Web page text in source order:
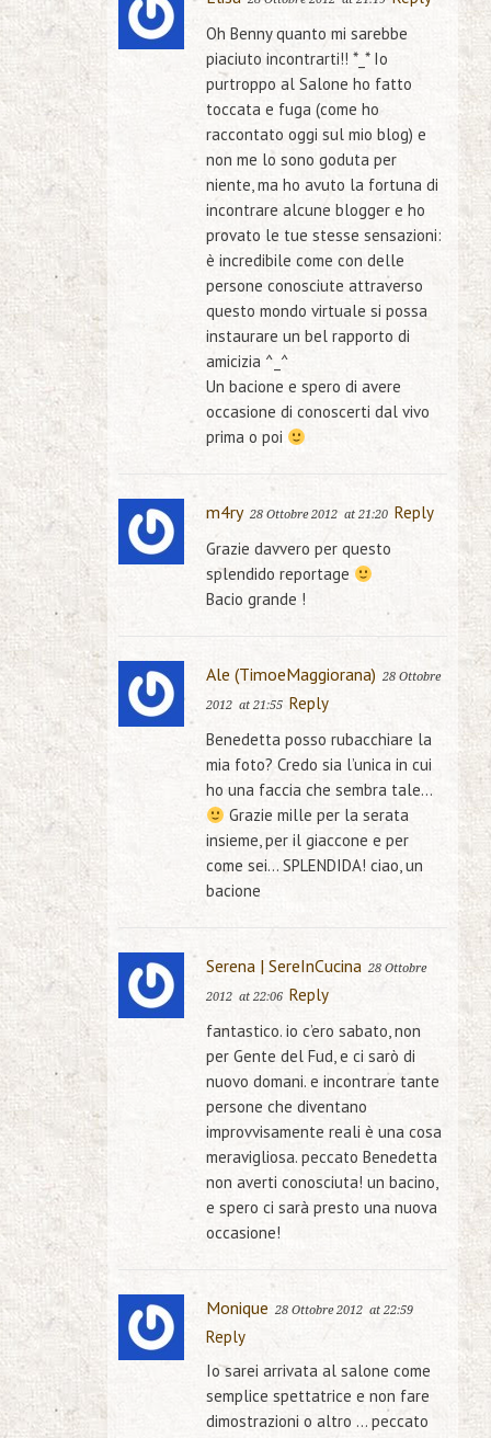
Oh Benny quanto mi sarebbe
piaciuto incontrarti!! *_* Io
purtroppo al Salone ho fatto
toccata e fuga (come ho
raccontato oggi sul mio blog) e
non me lo sono goduta per
niente, ma ho avuto la fortuna di
incontrare alcune blogger e ho
provato le tue stesse sensazioni:
è incredibile come con delle
persone conosciute attraverso
questo mondo virtuale si possa
instaurare un bel rapporto di
amicizia ^_^
Un bacione e spero di avere
occasione di conoscerti dal vivo
prima o poi
m4ry 28 Ottobre 2012 at 21:20 Reply
Grazie davvero per questo
splendido reportage
Bacio grande !
Ale (TimoeMaggiorana) 28 Ottobre
2012 at 21:55 Reply
Benedetta posso rubacchiare la
mia foto? Credo sia l’unica in cui
ho una faccia che sembra tale…
Grazie mille per la serata
insieme, per il giaccone e per
come sei… SPLENDIDA! ciao, un
bacione
Serena | SereInCucina 28 Ottobre
2012 at 22:06 Reply
fantastico. io c’ero sabato, non
per Gente del Fud, e ci sarò di
nuovo domani. e incontrare tante
persone che diventano
improvvisamente reali è una cosa
meravigliosa. peccato Benedetta
non averti conosciuta! un bacino,
e spero ci sarà presto una nuova
occasione!
Monique 28 Ottobre 2012 at 22:59
Reply
Io sarei arrivata al salone come
semplice spettatrice e non fare
dimostrazioni o altro … peccato